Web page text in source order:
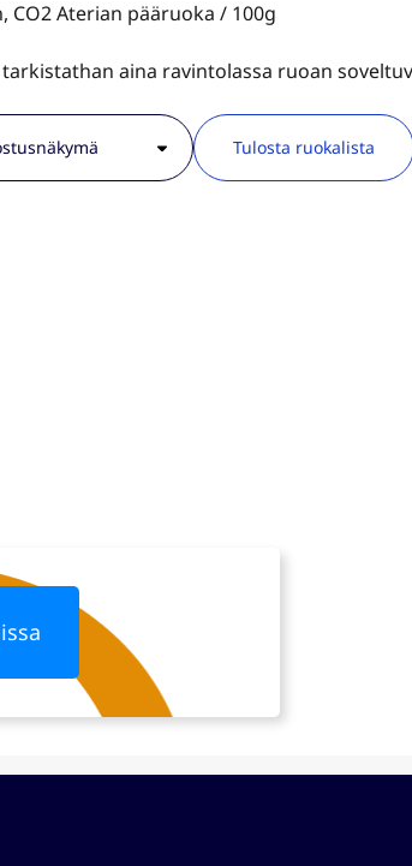
CO2 Aterian pääruoka / 100g
aina ravintolassa ruoan
Tulosta ruokalista